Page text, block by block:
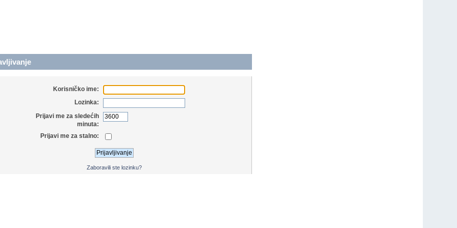
Korisničko ime:
Lozinka:
Prijavi me za sledećih
minuta:
Prijavi me za stalno:
Zaboravili ste lozinku?